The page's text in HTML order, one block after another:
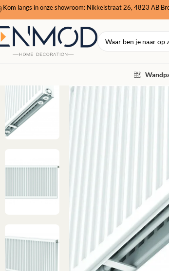
Kom langs in onze showroom: Nikkelstraat 26, 4823 AB